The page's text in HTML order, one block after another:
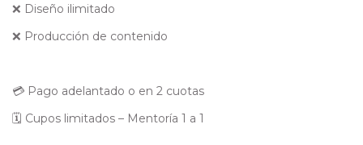
❌ Diseño ilimitado
❌ Producción de contenido
💳 Pago adelantado o en 2 cuotas
🗓 Cupos limitados – Mentoría 1 a 1